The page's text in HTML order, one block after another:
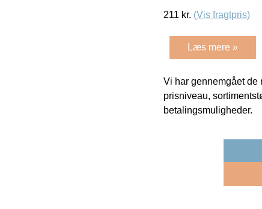
211 kr. (Vis fragtpris)
Læs mere »
Vi har gennemgået de
prisniveau,
betalingsmuligheder.